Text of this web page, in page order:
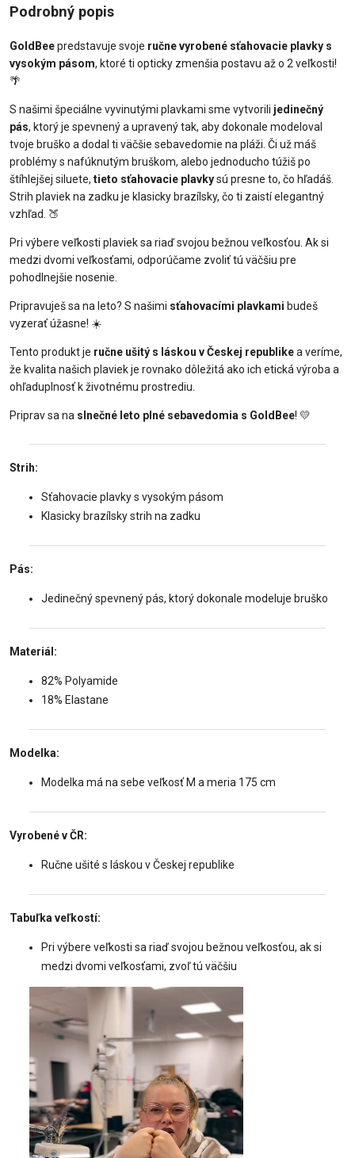
Podrobný popis
GoldBeepredstavuje svoje ručne vyrobené sťahovacie plavky s
vysokým pásom, ktoré ti opticky zmenšia postavu až o 2 veľkosti!
🌴
S našimi špeciálne vyvinutými plavkami sme vytvorili jedinečný
pás, ktorý je spevnený a upravený tak, aby dokonale modeloval
tvoje bruško a dodal ti väčšie sebavedomie na pláži. Či už máš
problémy s nafúknutým bruškom, alebo jednoducho túžiš po
štíhlejšej siluete, tieto sťahovacie plavkysú presne to, čo hľadáš.
Strih plaviek na zadku je klasicky brazílsky, čo ti zaistí elegantný
vzhľad. 🍑
Pri výbere veľkosti plaviek sa riaď svojou bežnou veľkosťou. Ak si
medzi dvomi veľkosťami, odporúčame zvoliť tú väčšiu pre
pohodlnejšie nosenie.
Pripravuješ sa na leto? S našimi sťahovacími plavkami budeš
vyzerať úžasne! ☀️
Tento produkt je ručne ušitý s láskou v Českej republikea veríme,
že kvalita našich plaviek je rovnako dôležitá ako ich etická výroba a
ohľaduplnosť k životnému prostrediu.
Priprav sa na slnečné leto plné sebavedomia s GoldBee! 💛
Strih:
Sťahovacie plavky s vysokým pásom
Klasicky brazílsky strih na zadku
Pás:
Jedinečný spevnený pás, ktorý dokonale modeluje bruško
Materiál:
82% Polyamide
18% Elastane
Modelka:
Modelka má na sebe veľkosť M a meria 175 cm
Vyrobené v ČR:
Ručne ušité s láskou v Českej republike
Tabuľka veľkostí:
Pri výbere veľkosti sa riaď svojou bežnou veľkosťou, ak si
medzi dvomi veľkosťami, zvoľ tú väčšiu